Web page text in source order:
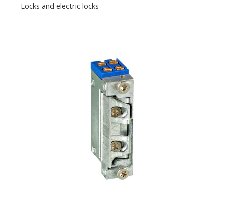
Locks and electric locks